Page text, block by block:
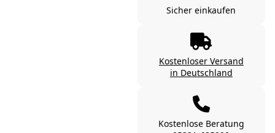
Sicher einkaufen
Kostenloser Versand
in Deutschland
Kostenlose Beratung